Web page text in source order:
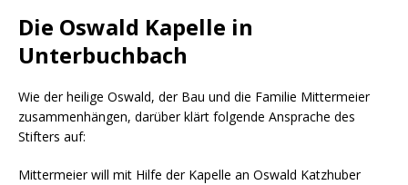
Die Oswald Kapelle in
Unterbuchbach
Wie der heilige Oswald, der Bau und die Familie Mittermeier
zusammenhängen, darüber klärt folgende Ansprache des
Stifters auf:
Mittermeier will mit Hilfe der Kapelle an Oswald Katzhuber